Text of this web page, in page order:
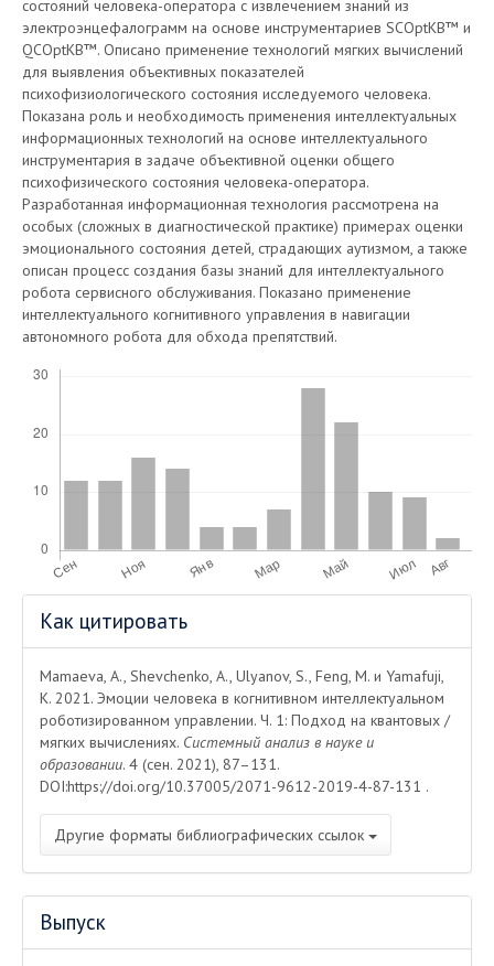
состояний человека-оператора с извлечением знаний из
электроэнцефалограмм на основе инструментариев SCOptKB™ и
QCOptKB™. Описано применение технологий мягких вычислений
для выявления объективных показателей
психофизиологического состояния исследуемого человека.
Показана роль и необходимость применения интеллектуальных
информационных технологий на основе интеллектуального
инструментария в задаче объективной оценки общего
психофизического состояния человека-оператора.
Разработанная информационная технология рассмотрена на
особых (сложных в диагностической практике) примерах оценки
эмоционального состояния детей, страдающих аутизмом, а также
описан процесс создания базы знаний для интеллектуального
робота сервисного обслуживания. Показано применение
интеллектуального когнитивного управления в навигации
автономного робота для обхода препятствий.
Информация
о статье
Как цитировать
Mamaeva, A., Shevchenko, A., Ulyanov, S., Feng, M. и Yamafuji,
K. 2021. Эмоции человека в когнитивном интеллектуальном
роботизированном управлении. Ч. 1: Подход на квантовых /
мягких вычислениях. Системный анализ в науке и
образовании. 4 (сен. 2021), 87–131.
DOI:https://doi.org/10.37005/2071-9612-2019-4-87-131 .
Другие форматы библиографических ссылок
Выпуск